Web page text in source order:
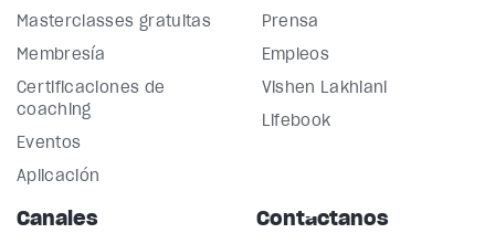
Masterclasses gratuitas
Membresía
Certificaciones de
coaching
Eventos
Aplicación
Prensa
Empleos
Vishen Lakhiani
Lifebook
Canales Contáctanos